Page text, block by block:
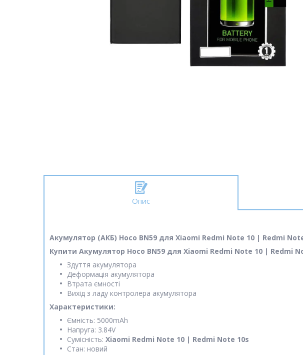
Опис
Акумулятор (АКБ) Hoco BN59 для Xiaomi Redmi Note 10 | Redmi
Купити Акумулятор Hoco BN59 для Xiaomi Redmi Note 10 | Redmi
Здуття акумулятора
Деформація акумулятора
Втрата ємності
Вихід з ладу контролера акумулятора
Характеристики:
Ємність: 5000mAh
Напруга: 3.84V
Сумісність: Xiaomi Redmi Note 10 | Redmi Note 10s
Стан: новий